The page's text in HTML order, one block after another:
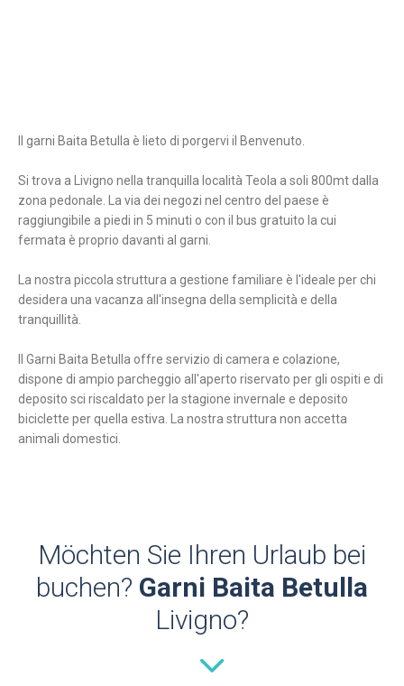
Il garni Baita Betulla è lieto di porgervi il Benvenuto.
Si trova a Livigno nella tranquilla località Teola a soli 800mt dalla
zona pedonale. La via dei negozi nel centro del paese è
raggiungibile a piedi in 5 minuti o con il bus gratuito la cui
fermata è proprio davanti al garni.
La nostra piccola struttura a gestione familiare è l'ideale per chi
desidera una vacanza all'insegna della semplicità e della
tranquillità.
Il Garni Baita Betulla offre servizio di camera e colazione,
dispone di ampio parcheggio all'aperto riservato per gli ospiti e di
deposito sci riscaldato per la stagione invernale e deposito
biciclette per quella estiva. La nostra struttura non accetta
animali domestici.
Möchten Sie Ihren Urlaub bei
buchen? Garni Baita Betulla
Livigno?